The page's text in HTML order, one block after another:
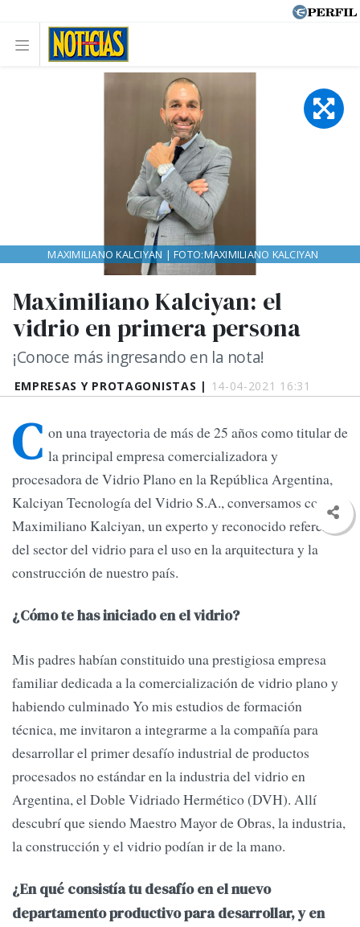
EMPRESAS Y PROTAGONISTAS | 14-04-2021 16:31
Maximiliano Kalciyan: el
vidrio en primera persona
¡Conoce más ingresando en la nota!
MAXIMILIANO KALCIYAN | FOTO:MAXIMILIANO KALCIYAN
C on una trayectoria de más de 25 años como titular de
la principal empresa comercializadora y
procesadora de Vidrio Plano en la República Argentina,
Kalciyan Tecnología del Vidrio S.A., conversamos con
Maximiliano Kalciyan, un experto y reconocido referente
del sector del vidrio para el uso en la arquitectura y la
construcción de nuestro país.
¿Cómo te has iniciado en el vidrio?
Mis padres habían constituido una prestigiosa empresa
familiar dedicada a la comercialización de vidrio plano y
habiendo culminado Yo mis estudios de formación
técnica, me invitaron a integrarme a la compañía para
desarrollar el primer desafío industrial de productos
procesados no estándar en la industria del vidrio en
Argentina, el Doble Vidriado Hermético (DVH). Allí
descubrí que siendo Maestro Mayor de Obras, la industria,
la construcción y el vidrio podían ir de la mano.
¿En qué consistía tu desafío en el nuevo
departamento productivo para desarrollar, y en